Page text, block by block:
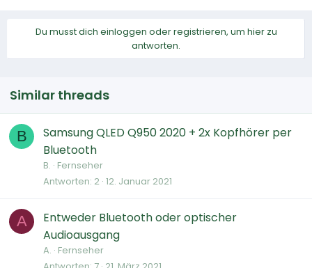
Du musst dich einloggen oder registrieren, um hier zu
antworten.
Similar threads
B
Samsung QLED Q950 2020 + 2x Kopfhörer per
Bluetooth
B. Fernseher
Antworten 2 12. Januar 2021
A
Entweder Bluetooth oder optischer
Audioausgang
A. Fernseher